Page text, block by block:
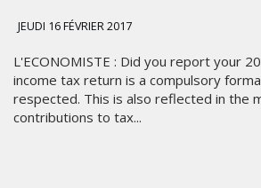
JEUDI 16 FÉVRIER 2017
L'ECONOMISTE : Did you report your
income tax return is a compulsory
respected. This is also reflected in the
contributions to tax...